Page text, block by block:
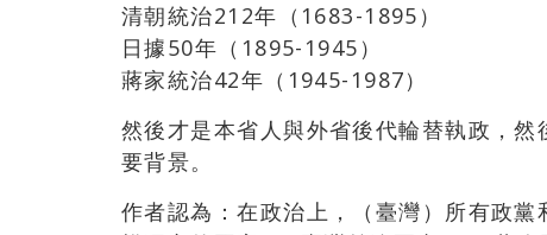
清朝統治212年（1683-1895）
日據50年（1895-1945）
蔣家統治42年（1945-1987）
然後才是本省人與外省後代輪替執政，
要背景。
作者認為：在政治上，（臺灣）所有政